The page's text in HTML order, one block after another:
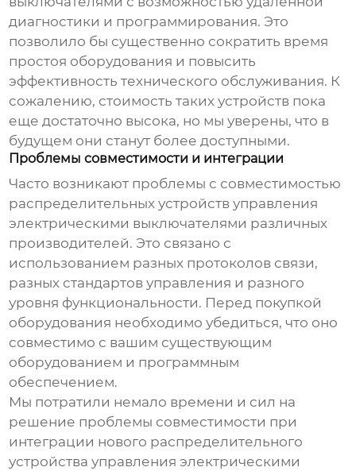
диагностики и программирования. Это
позволило бы существенно сократить время
простоя оборудования и повысить
эффективность технического обслуживания. К
сожалению, стоимость таких устройств пока
еще достаточно высока, но мы уверены, что в
будущем они станут более доступными.
Проблемы совместимости и интеграции
Часто возникают проблемы с совместимостью
распределительных устройств управления
электрическими выключателями различных
производителей. Это связано с
использованием разных протоколов связи,
разных стандартов управления и разного
уровня функциональности. Перед покупкой
оборудования необходимо убедиться, что оно
совместимо с вашим существующим
оборудованием и программным
обеспечением.
Мы потратили немало времени и сил на
решение проблемы совместимости при
интеграции нового распределительного
устройства управления электрическими